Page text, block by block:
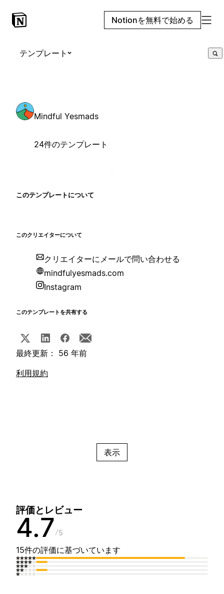
Notionを無料で始める
テンプレート
Mindful Yesmads
24件のテンプレート
このテンプレートについて
このクリエイターについて
クリエイターにメールで問い合わせる
mindfulyesmads.com
Instagram
このテンプレートを共有する
最終更新： 56 年前
利用規約
表示
評価とレビュー
4.7 5
15件の評価に基づいています